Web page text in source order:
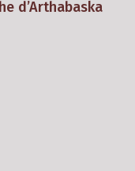
d’Arthabaska